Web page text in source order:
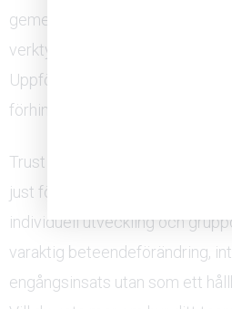
gemensam bild av var de
verktyg för att agera annorlunda
Uppföljningen håller
förhindrar att gamla mönster
Trust Go Grow® är ett
just för detta. Genom en
individuell utveckling och
varaktig beteendeförändring,
engångsinsats utan som ett